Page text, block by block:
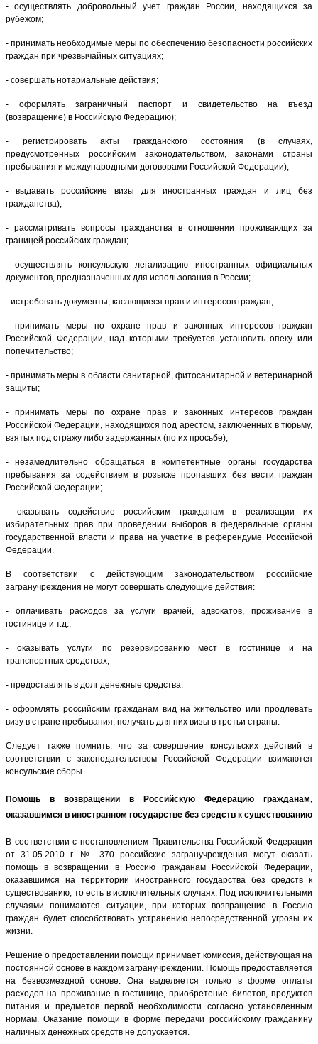
- осуществлять добровольный учет граждан России, находящихся за
рубежом;
- принимать необходимые меры по обеспечению безопасности российских
граждан при чрезвычайных ситуациях;
- совершать нотариальные действия;
- оформлять заграничный паспорт и свидетельство на въезд
(возвращение) в Российскую Федерацию);
- регистрировать акты гражданского состояния (в случаях,
предусмотренных российским законодательством, законами страны
пребывания и международными договорами Российской Федерации);
- выдавать российские визы для иностранных граждан и лиц без
гражданства);
- рассматривать вопросы гражданства в отношении проживающих за
границей российских граждан;
- осуществлять консульскую легализацию иностранных официальных
документов, предназначенных для использования в России;
- истребовать документы, касающиеся прав и интересов граждан;
- принимать меры по охране прав и законных интересов граждан
Российской Федерации, над которыми требуется установить опеку или
попечительство;
- принимать меры в области санитарной, фитосанитарной и ветеринарной
защиты;
- принимать меры по охране прав и законных интересов граждан
Российской Федерации, находящихся под арестом, заключенных в тюрьму,
взятых под стражу либо задержанных (по их просьбе);
- незамедлительно обращаться в компетентные органы государства
пребывания за содействием в розыске пропавших без вести граждан
Российской Федерации;
- оказывать содействие российским гражданам в реализации их
избирательных прав при проведении выборов в федеральные органы
государственной власти и права на участие в референдуме Российской
Федерации.
В соответствии с действующим законодательством российские
загранучреждения не могут совершать следующие действия:
- оплачивать расходов за услуги врачей, адвокатов, проживание в
гостинице и т.д.;
- оказывать услуги по резервированию мест в гостинице и на
транспортных средствах;
- предоставлять в долг денежные средства;
- оформлять российским гражданам вид на жительство или продлевать
визу в стране пребывания, получать для них визы в третьи страны.
Следует также помнить, что за совершение консульских действий в
соответствии с законодательством Российской Федерации взимаются
консульские сборы.
Помощь в возвращении в Российскую Федерацию гражданам,
оказавшимся в иностранном государстве без средств к существованию
В соответствии с постановлением Правительства Российской Федерации
от 31.05.2010 г. № 370 российские загранучреждения могут оказать
помощь в возвращении в Россию гражданам Российской Федерации,
оказавшимся на территории иностранного государства без средств к
существованию, то есть в исключительных случаях. Под исключительными
случаями понимаются ситуации, при которых возвращение в Россию
граждан будет способствовать устранению непосредственной угрозы их
жизни.
Решение о предоставлении помощи принимает комиссия, действующая на
постоянной основе в каждом загранучреждении. Помощь предоставляется
на безвозмездной основе. Она выделяется только в форме оплаты
расходов на проживание в гостинице, приобретение билетов, продуктов
питания и предметов первой необходимости согласно установленным
нормам. Оказание помощи в форме передачи российскому гражданину
наличных денежных средств не допускается.